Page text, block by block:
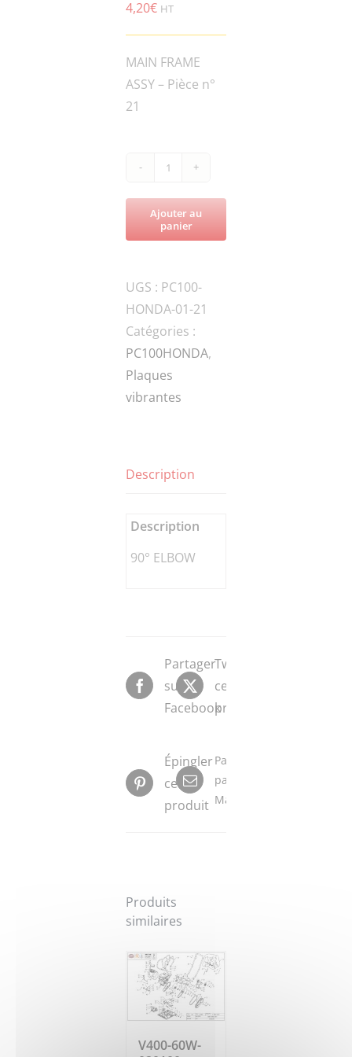
4,20€ HT
MAIN FRAME
ASSY – Pièce n°
21
quantité
de
PC100-
CPT-
ZG1
／
4
90°
ELBOW
Ajouter au
panier
UGS : PC100-
HONDA-01-21
Catégories :
PC100HONDA,
Plaques
vibrantes
Description
Description
90° ELBOW
Partager
sur
Facebook
Tweeter
ce
produit
Épingler
ce
produit
Partager
par
Mail
Produits
similaires
V400-60W-